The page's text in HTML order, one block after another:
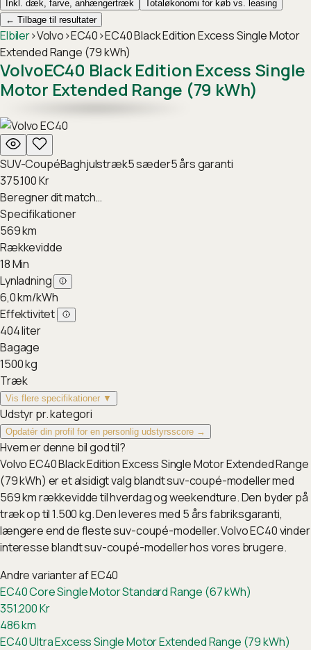
Inkl. dæk, farve, anhængertræk
Totaløkonomi for køb vs. leasing
← Tilbage til resultater
Elbiler›Volvo›EC40›EC40 Black Edition Excess Single Motor
Extended Range (79 kWh)
VolvoEC40 Black Edition Excess Single
Motor Extended Range (79 kWh)
SUV-CoupéBaghjulstræk5sæder5års garanti
375.100Kr
Beregner dit match…
Specifikationer
569km
Rækkevidde
18Min
Lynladning
6,0km/kWh
Effektivitet
404liter
Bagage
1500kg
Træk
Vis flere specifikationer ▼
Udstyr pr. kategori
Opdatér din profil for en personlig udstyrsscore →
Hvem er denne bil god til?
Volvo EC40 Black Edition Excess Single Motor Extended Range
(79 kWh) er et alsidigt valg blandt suv-coupé-modeller med
569 km rækkevidde til hverdag og weekendture. Den byder på
træk op til 1.500 kg. Den leveres med 5 års fabriksgaranti,
længere end de fleste suv-coupé-modeller. Volvo EC40 vinder
interesse blandt suv-coupé-modeller hos vores brugere.
Andre varianter afEC40
EC40 Core Single Motor Standard Range (67 kWh)
351.200Kr
486km
EC40 Ultra Excess Single Motor Extended Range (79 kWh)